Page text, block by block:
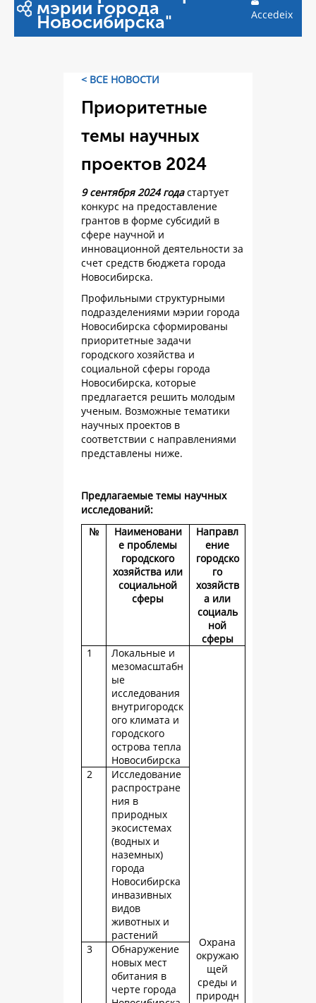
мэрии города
Новосибирска" Accedeix
< ВСЕ НОВОСТИ
Приоритетные
темы научных
проектов 2024
9 сентября 2024 годастартует
конкурс на предоставление
грантов в форме субсидий в
сфере научной и
инновационной деятельности за
счет средств бюджета города
Новосибирска.
Профильными структурными
подразделениями мэрии города
Новосибирска сформированы
приоритетные задачи
городского хозяйства и
социальной сферы города
Новосибирска, которые
предлагается решить молодым
ученым. Возможные тематики
научных проектов в
соответствии с направлениями
представлены ниже.
Предлагаемые темы научных
исследований:
№
Наименовани
е проблемы
городского
хозяйства или
социальной
сферы
Направл
ение
городско
го
хозяйств
а или
социаль
ной
сферы
1
Локальные и
мезомасштабн
ые
исследования
внутригородск
ого климата и
городского
острова тепла
Новосибирска
Охрана
окружаю
щей
среды и
природн
2
Исследование
распростране
ния в
природных
экосистемах
(водных и
наземных)
города
Новосибирска
инвазивных
видов
животных и
растений
3
Обнаружение
новых мест
обитания в
черте города